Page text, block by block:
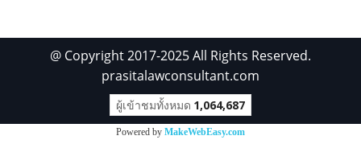
@ Copyright 2017-2025 All Rights Reserved.
prasitalawconsultant.com
ผู้เข้าชมทั้งหมด 1,064,687
Powered by MakeWebEasy.com